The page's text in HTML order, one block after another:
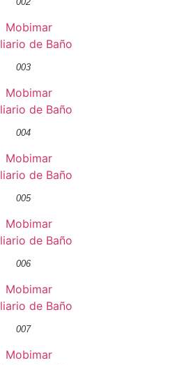
003
004
005
006
007